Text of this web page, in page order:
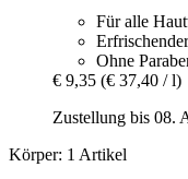
Für alle
Ohne
€ 9,35 (€ 37,40 / l)
Zustellung bis 08.
Körper: 1 Artikel